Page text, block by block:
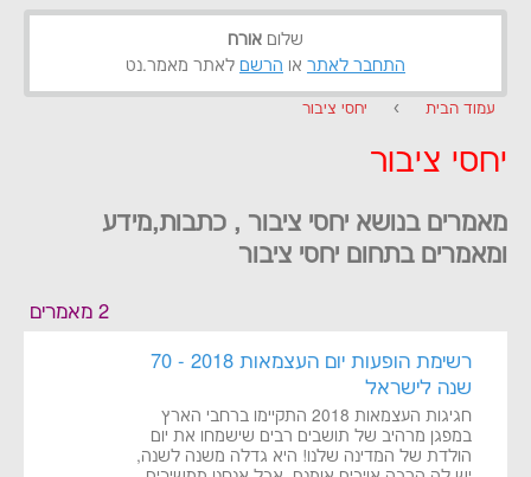
שלום אורח
התחבר לאתר או הרשם לאתר מאמר.נט
עמוד הבית › יחסי ציבור
יחסי ציבור
מאמרים בנושא יחסי ציבור , כתבות,מידע
ומאמרים בתחום יחסי ציבור
2 מאמרים
רשימת הופעות יום העצמאות 2018 - 70
שנה לישראל
חגיגות העצמאות 2018 התקיימו ברחבי הארץ
במפגן מרהיב של תושבים רבים שישמחו את יום
הולדת של המדינה שלנו! היא גדלה משנה לשנה,